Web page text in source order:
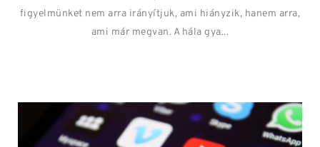
figyelmünket nem arra irányítjuk, ami hiányzik, hanem arra,
ami már megvan. A hála gya...